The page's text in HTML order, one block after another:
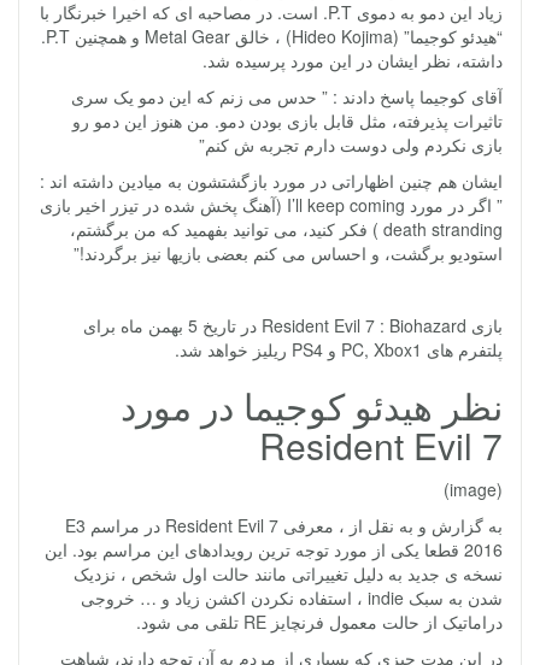
زیاد این دمو به دموی P.T. است. در مصاحبه ای که اخیرا خبرنگار با
“هیدئو کوجیما” (Hideo Kojima) ، خالق Metal Gear و همچنین P.T.
داشته، نظر ایشان در این مورد پرسیده شد.
آقای کوجیما پاسخ دادند : ” حدس می زنم که این دمو یک سری
تاثیرات پذیرفته، مثل قابل بازی بودن دمو. من هنوز این دمو رو
بازی نکردم ولی دوست دارم تجربه ش کنم”
ایشان هم چنین اظهاراتی در مورد بازگشتشون به میادین داشته اند :
” اگر در مورد I’ll keep coming (آهنگ پخش شده در تیزر اخیر بازی
death stranding ) فکر کنید، می توانید بفهمید که من برگشتم،
استودیو برگشت، و احساس می کنم بعضی بازیها نیز برگردند!”
بازی Resident Evil 7 : Biohazard در تاریخ 5 بهمن ماه برای
پلتفرم های PC, Xbox1 و PS4 ریلیز خواهد شد.
نظر هیدئو کوجیما در مورد
Resident Evil 7
(image)
به گزارش و به نقل از ، معرفی Resident Evil 7 در مراسم E3
2016 قطعا یکی از مورد توجه ترین رویدادهای این مراسم بود. این
نسخه ی جدید به دلیل تغییراتی مانند حالت اول شخص ، نزدیک
شدن به سبک indie ، استفاده نکردن اکشن زیاد و … خروجی
دراماتیک از حالت معمول فرنچایز RE تلقی می شود.
در این مدت چیزی که بسیاری از مردم به آن توجه دارند، شباهت